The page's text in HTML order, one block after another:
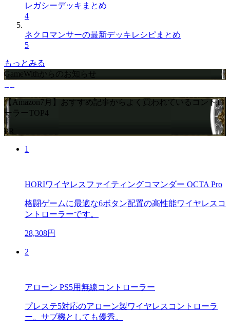
レガシーデッキまとめ
4
ネクロマンサーの最新デッキレシピまとめ
5
もっとみる
GameWithからのお知らせ
【Amazon7月】おすすめ記事からよく買われているコントロ
ーラーTOP4
PR
1
HORIワイヤレスファイティングコマンダー OCTA Pro
格闘ゲームに最適な6ボタン配置の高性能ワイヤレスコ
ントローラーです。
28,308円
2
アローン PS5用無線コントローラー
プレステ5対応のアローン製ワイヤレスコントローラ
ー。サブ機としても優秀。